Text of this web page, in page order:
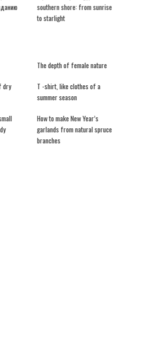
southern shore: from sunrise
to starlight
The depth of female nature
dry
T -shirt, like clothes of a
summer season
How to make New Year’s
garlands from natural spruce
branches